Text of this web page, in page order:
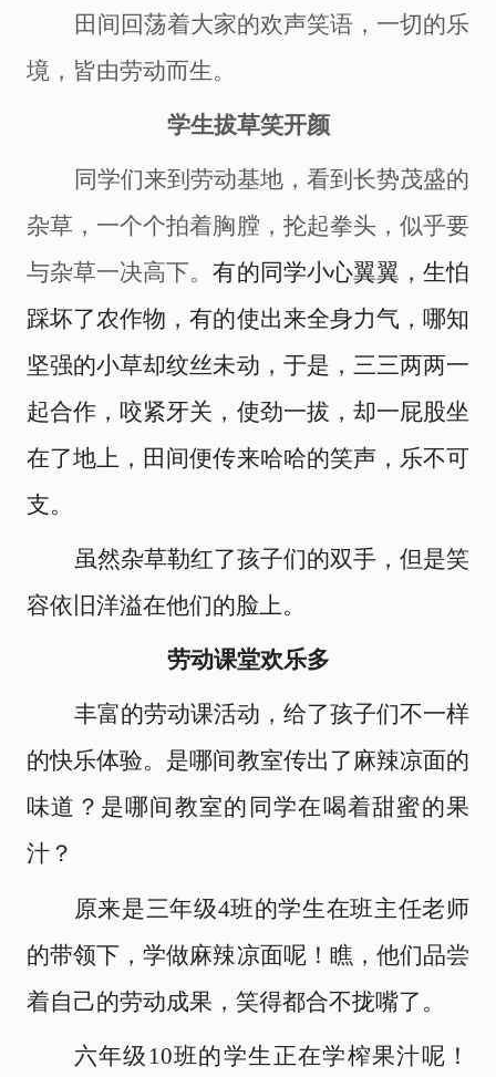
田间回荡着大家的欢声笑语，一切的乐
境，皆由劳动而生。
学生拔草笑开颜
同学们来到劳动基地，看到长势茂盛的
杂草，一个个拍着胸膛，抡起拳头，似乎要
与杂草一决高下。有的同学小心翼翼，生怕
踩坏了农作物，有的使出来全身力气，哪知
坚强的小草却纹丝未动，于是，三三两两一
起合作，咬紧牙关，使劲一拔，却一屁股坐
在了地上，田间便传来哈哈的笑声，乐不可
支。
虽然杂草勒红了孩子们的双手，但是笑
容依旧洋溢在他们的脸上。
劳动课堂欢乐多
丰富的劳动课活动，给了孩子们不一样
的快乐体验。是哪间教室传出了麻辣凉面的
味道？是哪间教室的同学在喝着甜蜜的果
汁？
原来是三年级4班的学生在班主任老师
的带领下，学做麻辣凉面呢！瞧，他们品尝
着自己的劳动成果，笑得都合不拢嘴了。
六年级 10班的学生正在学榨果汁呢！